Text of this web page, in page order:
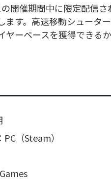
開催期間中に限定配信
ます。高速移動シュータ
ヤーベースを獲得できる
：PC（Steam）